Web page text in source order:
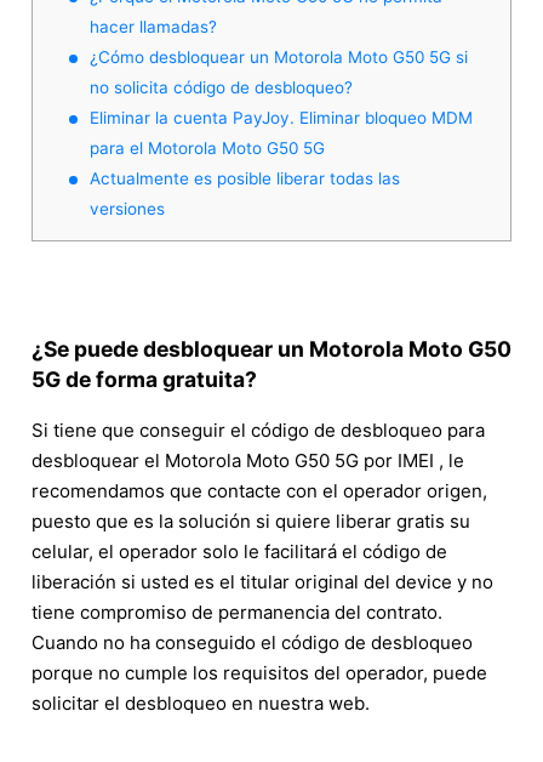
hacer llamadas?
¿Cómo desbloquear un Motorola Moto G50 5G si
no solicita código de desbloqueo?
Eliminar la cuenta PayJoy. Eliminar bloqueo MDM
para el Motorola Moto G50 5G
Actualmente es posible liberar todas las
versiones
¿Se puede desbloquear un Motorola Moto G50
5G de forma gratuita?
Si tiene que conseguir el código de desbloqueo para
desbloquear el Motorola Moto G50 5G por IMEI , le
recomendamos que contacte con el operador origen,
puesto que es la solución si quiere liberar gratis su
celular, el operador solo le facilitará el código de
liberación si usted es el titular original del device y no
tiene compromiso de permanencia del contrato.
Cuando no ha conseguido el código de desbloqueo
porque no cumple los requisitos del operador, puede
solicitar el desbloqueo en nuestra web.